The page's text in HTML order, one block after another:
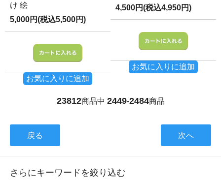
け 絵
5,000円(税込5,500円)
お気に入りに追加
4,500円(税込4,950円)
お気に入りに追加
23812商品中 2449-2484商品
戻る 次へ
さらにキーワードを絞り込む